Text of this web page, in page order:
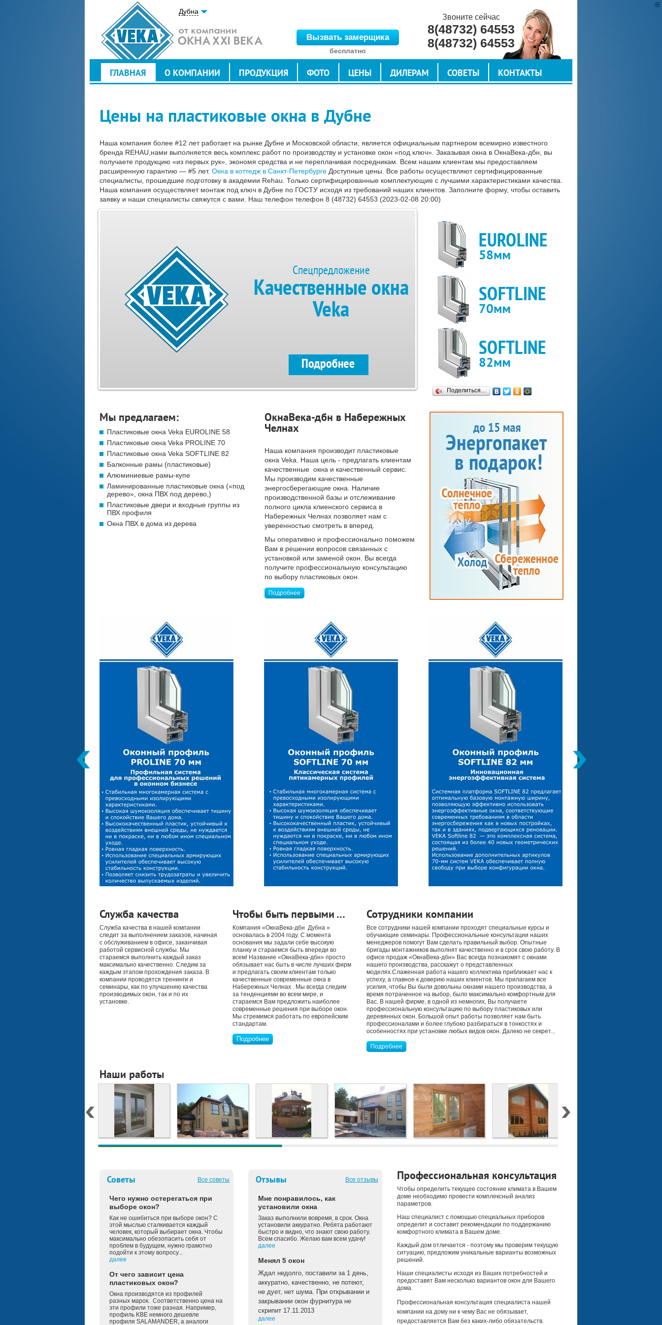
Дубна
Звоните сейчас
8(48732) 64553
8(48732) 64553
Вызвать замерщика
бесплатно
ГЛАВНАЯ О КОМПАНИИ ПРОДУКЦИЯ ФОТО ЦЕНЫ ДИЛЕРАМ СОВЕТЫ КОНТАКТЫ
Цены на пластиковые окна в Дубне
Наша компания более #12 лет работает на рынке Дубне и Московской области, является официальным партнером всемирно известного
бренда REHAU,нами выполняется весь комплекс работ по производству и установке окон «под ключ». Заказывая окна в ОкнаВека-дбн, вы
получаете продукцию «из первых рук», экономя средства и не переплачивая посредникам. Всем нашим клиентам мы предоставляем
расширенную гарантию — #5 лет. Окна в коттедж в Санкт-Петербурге Доступные цены. Все работы осуществляют сертифицированные
специалисты, прошедшие подготовку в академии Rehau. Только сертифицированные комплектующие с лучшими характеристиками качества.
Наша компания осуществляет монтаж под ключ в Дубне по ГОСТУ исходя из требований наших клиентов. Заполните форму, чтобы оставить
заявку и наши специалисты свяжутся с вами. Наш телефон телефон 8 (48732) 64553 (2023-02-08 20:00)
Спецпредложение
Качественные окна
Veka
Поделиться…
Мы предлагаем:
Пластиковые окна Veka EUROLINE 58
Пластиковые окна Veka PROLINE 70
Пластиковые окна Veka SOFTLINE 82
Балконные рамы (пластиковые)
Алюминиевые рамы-купе
Ламинированные пластиковые окна («под
дерево», окна ПВХ под дерево,)
Пластиковые двери и входные группы из
ПВХ профиля
Окна ПВХ в дома из дерева
ОкнаВека-дбн в Набережных
Челнах
Наша компания производит пластиковые
окна Veka. Наша цель - предлагать клиентам
качественные окна и качественный сервис.
Мы производим качественные
энергосберегающие окна. Наличие
производственной базы и отслеживание
полного цикла клиенского сервиса в
Набережных Челнах позволяет нам с
уверенностью смотреть в вперед.
Мы оперативно и профессионально поможем
Вам в решении вопросов связанных с
установкой или заменой окон. Вы всегда
получите профессиональную консультацию
по выбору пластиковых окон.
Подробнее
Служба качества
Служба качества в нашей компании
следит за выполнением заказов, начиная
с обслуживанием в офисе, заканчивая
работой сервисной службы. Мы
стараемся выполнить каждый заказ
максимально качественно. Следим за
каждым этапом прохождения заказа. В
компании проводятся тренинги и
семинары, как по улучшению качества
производимых окон, так и по их
установке.
Чтобы быть первыми …
Компания «ОкнаВека-дбн Дубна »
основалась в 2004 году. С момента
основания мы задали себе высокую
планку и стараемся быть впереди во
всем! Название «ОкнаВека-дбн» просто
обязывает нас быть в числе лучших фирм
и предлагать своим клиентам только
качественные современные окна в
Набережных Челнах . Мы всегда следим
за тенденциями во всем мире, и
стараемся Вам предложить наиболее
современные решения при выборе окон.
Мы стремимся работать по европейским
стандартам.
Подробнее
Сотрудники компании
Все сотрудники нашей компании проходят специальные курсы и
обучающие семинары. Профессиональные консультации наших
менеджеров помогут Вам сделать правильный выбор. Опытные
бригады монтажников выполнят качественно и в срок свою работу. В
офисе продаж «ОкнаВека-дбн» Вас всегда познакомят с окнами
нашего производства, расскажут о представленных
моделях.Слаженная работа нашего коллектива приближает нас к
успеху, а главное к доверию наших клиентов. Мы прилагаем все
усилия, чтобы Вы были довольны окнами нашего производства, а
время потраченное на выбор, было максимально комфортным для
Вас. В нашей фирме, в одной из немногих, Вы получаете
профессиональную консультацию по выбору пластиковых или
деревянных окон. Большой опыт работы позволяет нам быть
профессионалами и более глубоко разбираться в тонкостях и
особенностях при установке любых видов окон. Далеко не секрет...
Подробнее
Наши работы
Советы Все советы
Чего нужно остерегаться при
выборе окон?
Как не ошибиться при выборе окон? С
этой мыслью сталкивается каждый
человек, который выбирает окна. Чтобы
максимально обезопасить себя от
проблем в будущем, нужно грамотно
подойти к этому вопросу...
далее
От чего зависит цена
пластиковых окон?
Окна производятся из профилей
разных марок. Соответственно цена на
эти профили тоже разная. Например,
профиль KBE немного дешевле
профиля SALAMANDER, а аналоги
Отзывы Все отзывы
Мне понравилось, как
установили окна
Заказ выполнили вовремя, в срок. Окна
установили аккуратно. Ребята работают
быстро и видно, что знают свою работу.
Всем спасибо. Желаю вам всем удачу!
далее
Менял 5 окон
Ждал недолго, поставили за 1 день,
аккуратно, качественно, не потеют,
не дует, нет шума. При открывании и
закрывании окон фурнитура не
скрипит 17.11.2013
далее
Профессиональная консультация
Чтобы определить текущее состояние климата в Вашем
доме необходимо провести комплексный анализ
параметров.
Наш специалист с помощью специальных приборов
определит и составит рекомендации по поддержанию
комфортного климата в Вашем доме.
Каждый дом отличается - поэтому мы проверим текущую
ситуацию, предложим уникальные варианты возможных
решений.
Наши специалисты исходя из Ваших потребностей и
предоставят Вам несколько вариантов окон для Вашего
дома.
Профессиональная консультация специалиста нашей
компании на дому ни к чему Вас не обязывает,
предоставляется Вам без каких-либо обязательств.